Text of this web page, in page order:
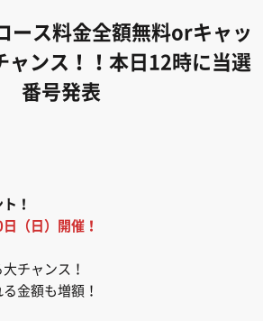
ース料金全額無料orキャッ
ャンス！！本日12時に当選
番号発表
！
（日）開催！
チャンス！
る金額も増額！